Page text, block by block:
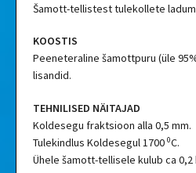
Šamott-tellistest tulekollete
KOOSTIS
Peeneteraline šamottpuru (üle
lisandid.
TEHNILISED NÄITAJAD
Koldesegu fraktsioon alla 0,5 mm.
Tulekindlus Koldesegul 1700 0C.
Ühele šamott-tellisele kulub ca 0,2